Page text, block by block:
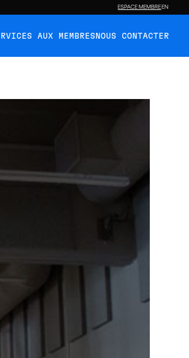
ESPACE MEMBREEN
AUX MEMBRES NOUS CONTACTER